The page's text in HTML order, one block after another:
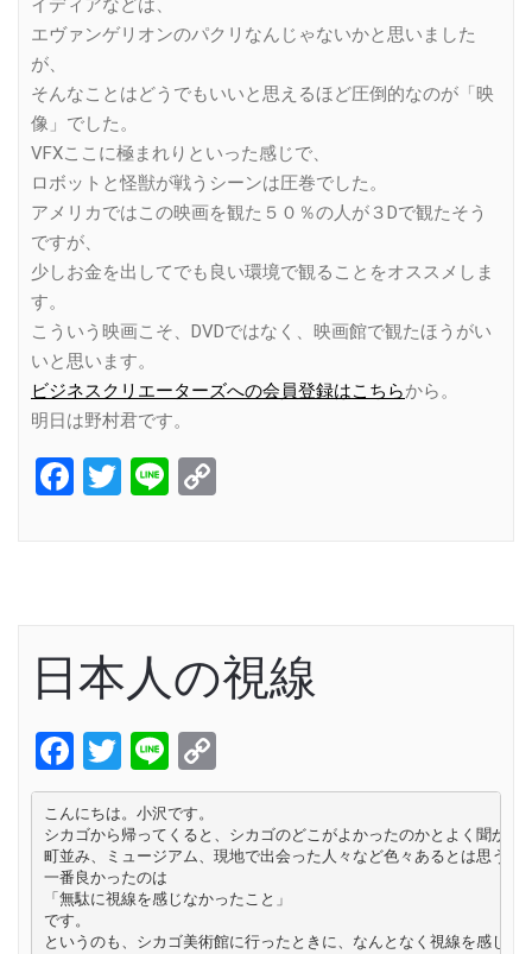
イディアなどは、
エヴァンゲリオンのパクリなんじゃないかと思いました
が、
そんなことはどうでもいいと思えるほど圧倒的なのが「映
像」でした。
VFXここに極まれりといった感じで、
ロボットと怪獣が戦うシーンは圧巻でした。
アメリカではこの映画を観た５０％の人が３Dで観たそう
ですが、
少しお金を出してでも良い環境で観ることをオススメしま
す。
こういう映画こそ、DVDではなく、映画館で観たほうがい
いと思います。
ビジネスクリエーターズへの会員登録はこちらから。
明日は野村君です。
Facebook
Twitter
Line
日本人の視線
Facebook
Twitter
Line
Link
こんにちは。小沢です。
シカゴから帰ってくると、シカゴのどこがよかったのかとよく聞かれ
町並み、ミュージアム、現地で出会った人々など色々あるとは思うの
一番良かったのは
「無駄に視線を感じなかったこと」
です。
というのも、シカゴ美術館に行ったときに、なんとなく視線を感じて